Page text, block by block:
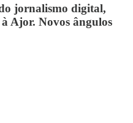
jornalismo digital,
Ajor. Novos ângulos